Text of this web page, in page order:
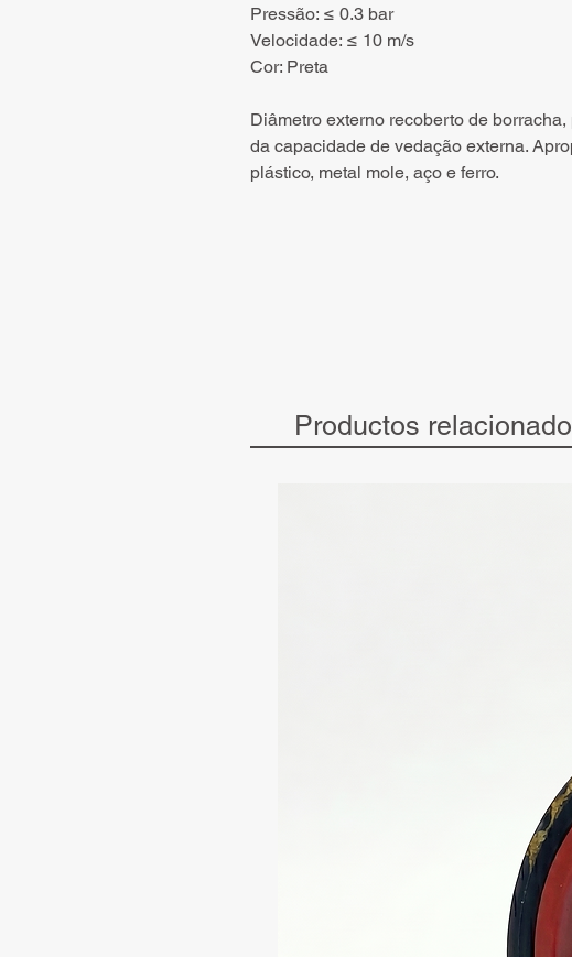
Pressão: ≤ 0.3 bar
Velocidade: ≤ 10 m/s
Cor: Preta
Diâmetro externo recoberto de
da capacidade de vedação externa.
plástico, metal mole, aço e ferro.
Productos